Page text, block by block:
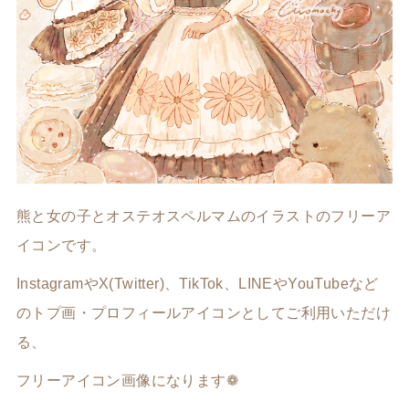
熊と女の子とオステオスペルマムのイラストのフリーア
イコンです。
InstagramやX(Twitter)、TikTok、LINEやYouTubeなど
のトプ画・プロフィールアイコンとしてご利用いただけ
る、
フリーアイコン画像になります❁